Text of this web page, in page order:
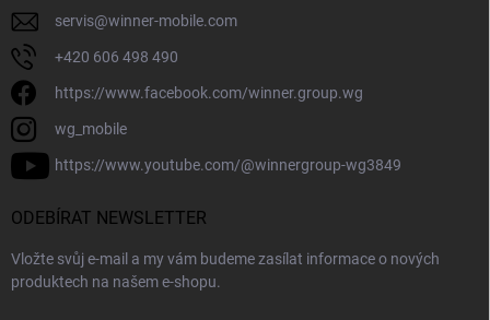
servis@winner-mobile.com
+420 606 498 490
https://www.facebook.com/winner.group.wg
wg_mobile
https://www.youtube.com/@winnergroup-wg3849
ODEBÍRAT NEWSLETTER
Vložte svůj e-mail a my vám budeme zasílat informace o nových
produktech na našem e-shopu.